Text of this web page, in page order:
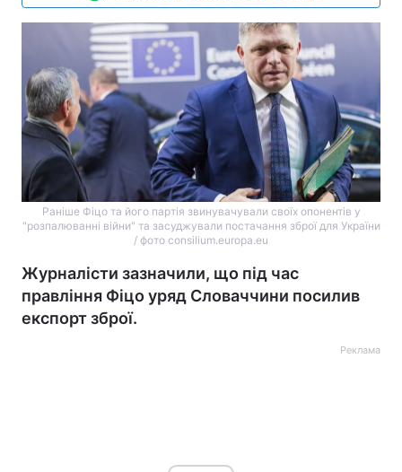
Раніше Фіцо та його партія звинувачували своїх опонентів у
"розпалюванні війни" та засуджували постачання зброї для України
/ фото consilium.europa.eu
Журналісти зазначили, що під час
правління Фіцо уряд Словаччини посилив
експорт зброї.
Реклама